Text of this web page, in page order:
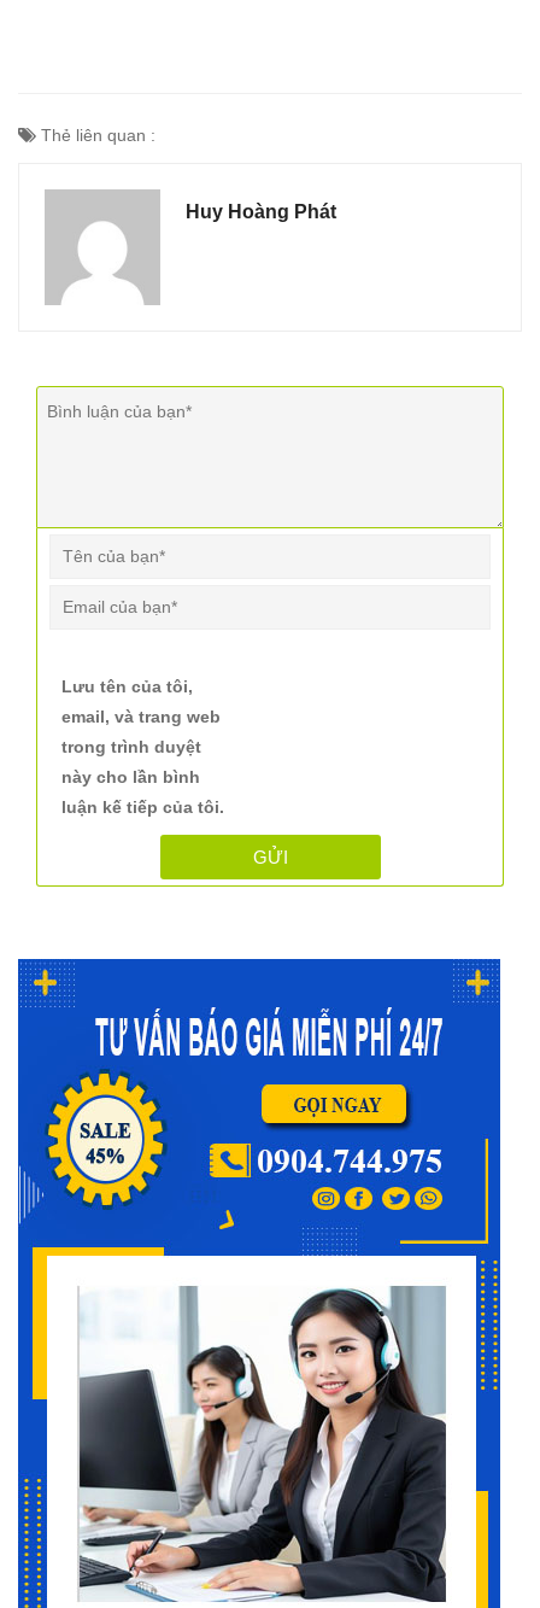
Thẻ liên quan :
Huy Hoàng Phát
Lưu tên của tôi,
email, và trang web
trong trình duyệt
này cho lần bình
luận kế tiếp của tôi.